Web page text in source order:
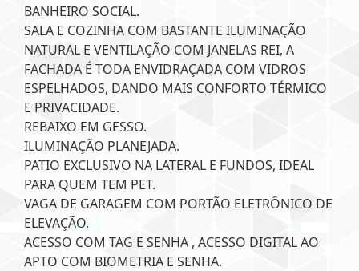
BANHEIRO SOCIAL.
SALA E COZINHA COM BASTANTE ILUMINAÇÃO
NATURAL E VENTILAÇÃO COM JANELAS REI, A
FACHADA É TODA ENVIDRAÇADA COM VIDROS
ESPELHADOS, DANDO MAIS CONFORTO TÉRMICO
E PRIVACIDADE.
REBAIXO EM GESSO.
ILUMINAÇÃO PLANEJADA.
PATIO EXCLUSIVO NA LATERAL E FUNDOS, IDEAL
PARA QUEM TEM PET.
VAGA DE GARAGEM COM PORTÃO ELETRÔNICO DE
ELEVAÇÃO.
ACESSO COM TAG E SENHA , ACESSO DIGITAL AO
APTO COM BIOMETRIA E SENHA.